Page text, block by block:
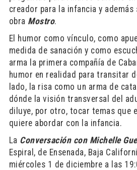
creador para la infancia y
obra Mostro.
El humor como vínculo, como
medida de sanación y como
arma la primera compañía de
humor en realidad para transitar
lado, la risa como un arma de
dónde la visión transversal del
diluye, por otro, tocar temas que
quiere abordar con la infancia.
La Conversación con Michelle
Espiral, de Ensenada, Baja
miércoles 1 de diciembre a las